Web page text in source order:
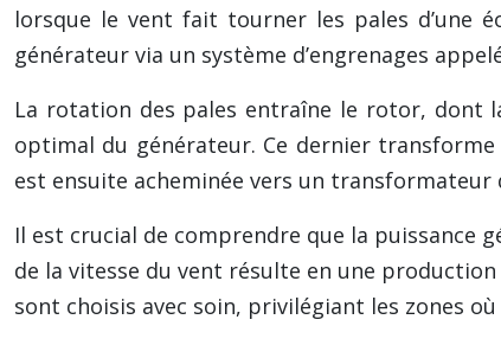
lorsque le vent fait tourner les pales d’une
générateur via un système d’engrenages
La rotation des pales entraîne le rotor, dont
optimal du générateur. Ce dernier
est ensuite acheminée vers un
Il est crucial de comprendre que la puissance
de la vitesse du vent résulte en une
sont choisis avec soin, privilégiant les zones